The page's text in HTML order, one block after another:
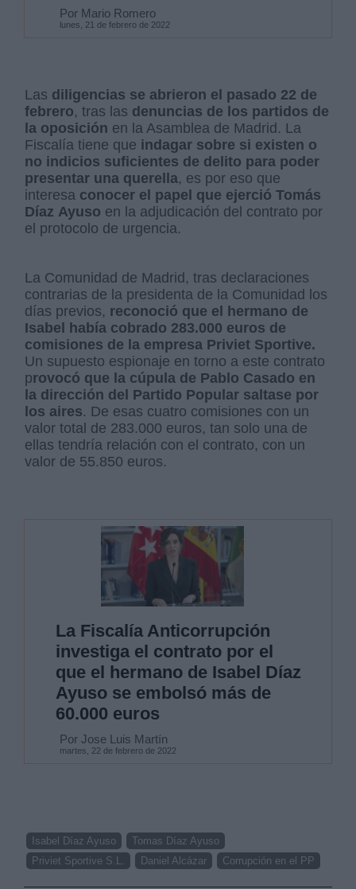
Por Mario Romero
lunes, 21 de febrero de 2022
Las diligencias se abrieron el pasado 22 de
febrero, tras las denuncias de los partidos de
la oposición en la Asamblea de Madrid. La
Fiscalía tiene que indagar sobre si existen o
no indicios suficientes de delito para poder
presentar una querella, es por eso que
interesa conocer el papel que ejerció Tomás
Díaz Ayuso en la adjudicación del contrato por
el protocolo de urgencia.
La Comunidad de Madrid, tras declaraciones
contrarias de la presidenta de la Comunidad los
días previos, reconoció que el hermano de
Isabel había cobrado 283.000 euros de
comisiones de la empresa Priviet Sportive.
Un supuesto espionaje en torno a este contrato
provocó que la cúpula de Pablo Casado en
la dirección del Partido Popular saltase por
los aires. De esas cuatro comisiones con un
valor total de 283.000 euros, tan solo una de
ellas tendría relación con el contrato, con un
valor de 55.850 euros.
La Fiscalía Anticorrupción
investiga el contrato por el
que el hermano de Isabel Díaz
Ayuso se embolsó más de
60.000 euros
Por Jose Luis Martín
martes, 22 de febrero de 2022
Isabel Díaz Ayuso
Tomas Díaz Ayuso
Priviet Sportive S.L.
Daniel Alcázar Corrupción en el PP